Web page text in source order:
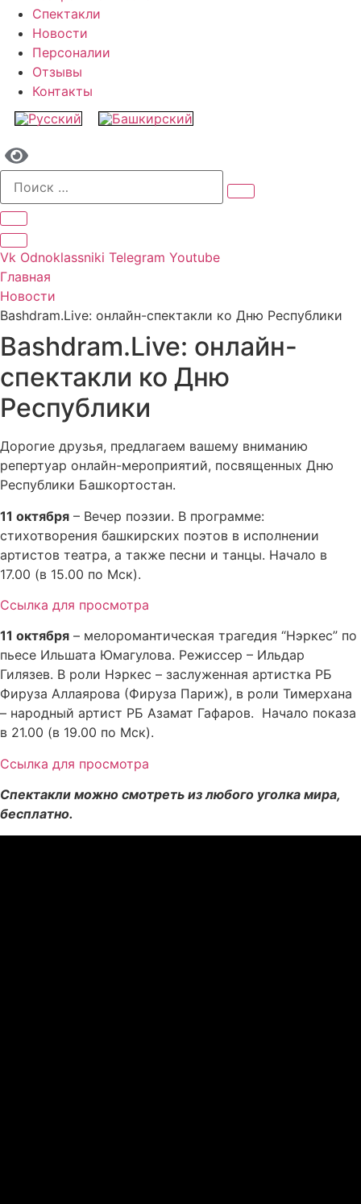
Спектакли
Новости
Персоналии
Отзывы
Контакты
Vk Odnoklassniki Telegram Youtube
Главная
Новости
Bashdram.Live: онлайн-спектакли ко Дню Республики
Bashdram.Live: онлайн-
спектакли ко Дню
Республики
Дорогие друзья, предлагаем вашему вниманию
репертуар онлайн-мероприятий, посвященных Дню
Республики Башкортостан.
11 октября – Вечер поэзии. В программе:
стихотворения башкирских поэтов в исполнении
артистов театра, а также песни и танцы. Начало в
17.00 (в 15.00 по Мск).
Ссылка для просмотра
11 октября – мелоромантическая трагедия “Нэркес” по
пьесе Ильшата Юмагулова. Режиссер – Ильдар
Гилязев. В роли Нэркес – заслуженная артистка РБ
Фируза Аллаярова (Фируза Париж), в роли Тимерхана
– народный артист РБ Азамат Гафаров. Начало показа
в 21.00 (в 19.00 по Мск).
Ссылка для просмотра
Спектакли можно смотреть из любого уголка мира,
бесплатно.